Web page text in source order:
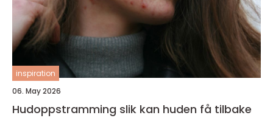
inspiration
06. May 2026
Hudoppstramming slik kan huden få tilbake